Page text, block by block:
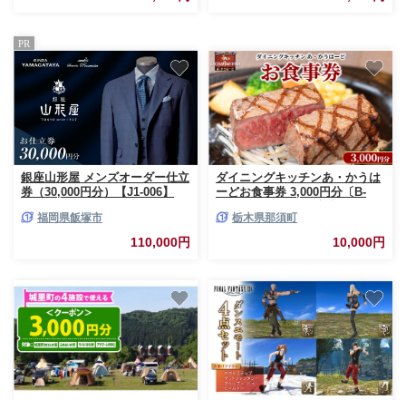
ンズ 宿泊 旅行 チケット 宿泊券
須 栃木県 那須町〔B-29〕
【BY0000010】（ 後から選べ
あとからカタログギフト ふるさ
と納税 ）
PR
銀座山形屋 メンズオーダー仕立
券（30,000円分）【J1-006】
福岡県飯塚市
110,000円
ダイニングキッチンあ・かうは
ーどお食事券 3,000円分〔B-
券 チケット 券 1万円以下 ディ
ナー ランチ 誕生日 記念日 ご褒
美 贅沢 ふるさと 納税 那須高原
栃木県那須町
10,000円